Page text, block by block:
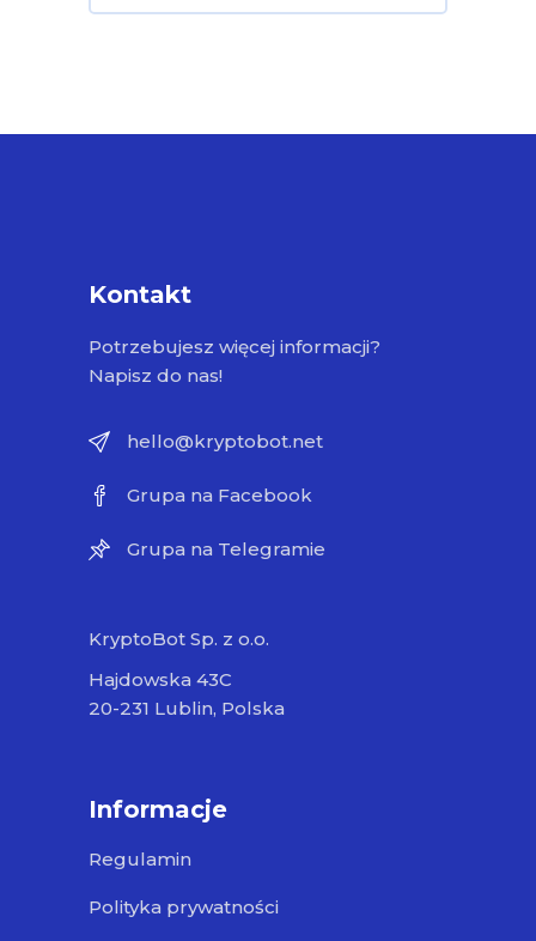
Kontakt
Potrzebujesz więcej informacji?
Napisz do nas!
hello@kryptobot.net
Grupa na Facebook
Grupa na Telegramie
KryptoBot Sp. z o.o.
Hajdowska 43C
20-231 Lublin, Polska
Informacje
Regulamin
Polityka prywatności